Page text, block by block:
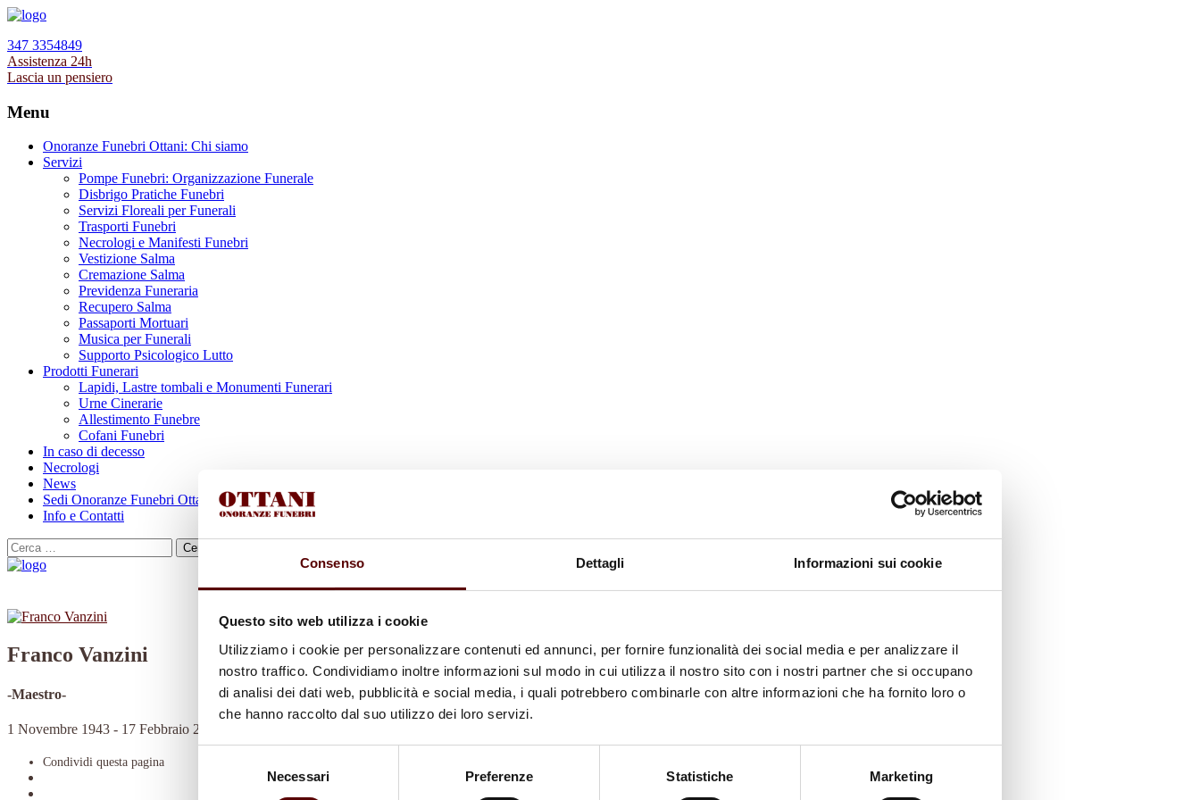
Consenso Dettagli Informazioni sui cookie
Questo sito web utilizza i cookie
Utilizziamo i cookie per personalizzare contenuti ed annunci, per fornire funzionalità dei social media e per analizzare il
nostro traffico. Condividiamo inoltre informazioni sul modo in cui utilizza il nostro sito con i nostri partner che si occupano
di analisi dei dati web, pubblicità e social media, i quali potrebbero combinarle con altre informazioni che ha fornito loro o
che hanno raccolto dal suo utilizzo dei loro servizi.
Necessari Preferenze Statistiche Marketing
347 3354849
Assistenza 24h
Lascia un pensiero
Menu
Onoranze Funebri Ottani: Chi siamo
Servizi
Pompe Funebri: Organizzazione Funerale
Disbrigo Pratiche Funebri
Servizi Floreali per Funerali
Trasporti Funebri
Necrologi e Manifesti Funebri
Vestizione Salma
Cremazione Salma
Previdenza Funeraria
Recupero Salma
Passaporti Mortuari
Musica per Funerali
Supporto Psicologico Lutto
Prodotti Funerari
Lapidi, Lastre tombali e Monumenti Funerari
Urne Cinerarie
Allestimento Funebre
Cofani Funebri
In caso di decesso
Necrologi
News
Sedi Onoranze Funebri Ottani
Info e Contatti
Cerca
per:
Franco Vanzini
-Maestro-
1 Novembre 1943 - 17 Febbraio 2023
Condividi questa pagina